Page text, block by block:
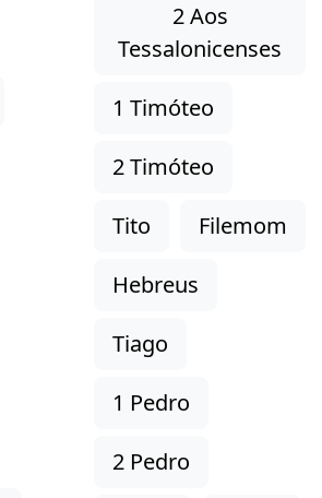
2 Aos
Tessalonicenses
1 Timóteo
2 Timóteo
Tito
Filemom
Hebreus
Tiago
1 Pedro
2 Pedro